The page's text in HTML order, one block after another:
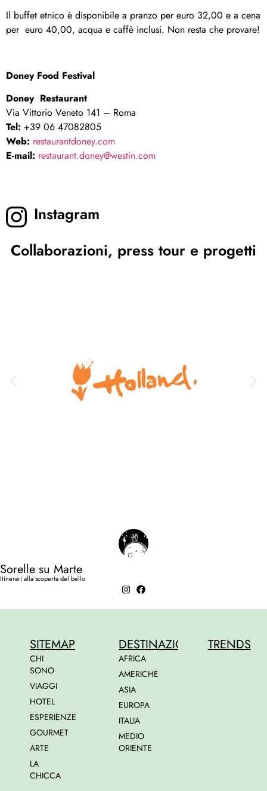
Il buffet etnico è disponibile a pranzo per euro 32,00 e a cena
per euro 40,00, acqua e caffè inclusi. Non resta che provare!
Doney Food Festival
Doney Restaurant
Via Vittorio Veneto 141 – Roma
Tel: +39 06 47082805
Web: restaurantdoney.com
E-mail: restaurant.doney@westin.com
Instagram
Collaborazioni, press tour e progetti
Sorelle su Marte
Itinerari alla scoperta del bello
SITEMAP
CHI
SONO
VIAGGI
HOTEL
ESPERIENZE
GOURMET
ARTE
LA
CHICCA
DESTINAZIONI
AFRICA
AMERICHE
ASIA
EUROPA
ITALIA
MEDIO
ORIENTE
TRENDS